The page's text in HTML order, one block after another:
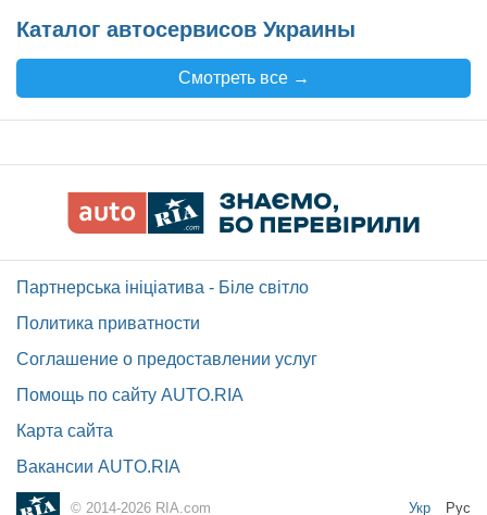
Каталог автосервисов Украины
Смотреть все →
Партнерська ініціатива - Біле світло
Политика приватности
Соглашение о предоставлении услуг
Помощь по сайту AUTO.RIA
Карта сайта
Вакансии AUTO.RIA
© 2014-2026 RIA.com Укр Рус